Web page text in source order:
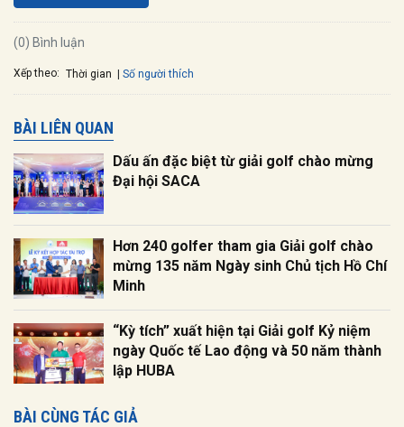
(0) Bình luận
Xếp theo: Thời gian Số người thích
BÀI LIÊN QUAN
Dấu ấn đặc biệt từ giải golf chào mừng
Đại hội SACA
Hơn 240 golfer tham gia Giải golf chào
mừng 135 năm Ngày sinh Chủ tịch Hồ Chí
Minh
“Kỳ tích” xuất hiện tại Giải golf Kỷ niệm
ngày Quốc tế Lao động và 50 năm thành
lập HUBA
BÀI CÙNG TÁC GIẢ